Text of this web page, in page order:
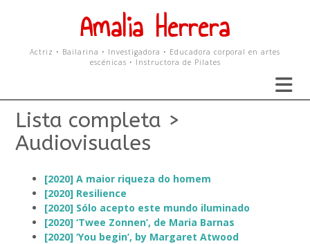
Amalia Herrera
Actriz • Bailarina • Investigadora • Educadora corporal en artes
escénicas • Instructora de Pilates
Lista completa >
Audiovisuales
[2020] A maior riqueza do homem
[2020] Resilience
[2020] Sólo acepto este mundo iluminado
[2020] ‘Twee Zonnen’, de Maria Barnas
[2020] ‘You begin’, by Margaret Atwood